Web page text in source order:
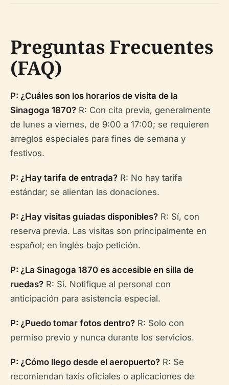
Preguntas Frecuentes
(FAQ)
P: ¿Cuáles son los horarios de visita de la
Sinagoga 1870? R: Con cita previa, generalmente
de lunes a viernes, de 9:00 a 17:00; se requieren
arreglos especiales para fines de semana y
festivos.
P: ¿Hay tarifa de entrada? R: No hay tarifa
estándar; se alientan las donaciones.
P: ¿Hay visitas guiadas disponibles? R: Sí, con
reserva previa. Las visitas son principalmente en
español; en inglés bajo petición.
P: ¿La Sinagoga 1870 es accesible en silla de
ruedas? R: Sí. Notifique al personal con
anticipación para asistencia especial.
P: ¿Puedo tomar fotos dentro? R: Solo con
permiso previo y nunca durante los servicios.
P: ¿Cómo llego desde el aeropuerto? R: Se
recomiendan taxis oficiales o aplicaciones de